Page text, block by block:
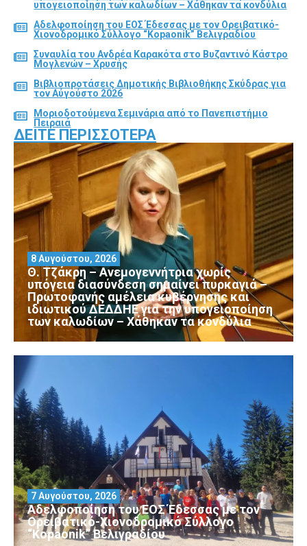
υπογειοποίηση των καλωδίων – Χάθηκαν τα κονδύλια
Αδελφοποίηση του ΕΟΣ Έδεσσας με τον Ορειβατικό-
Χιονοδρομικό Σύλλογο “Kopaonik” Βελιγραδίου
Συναυλία του Ανδρέα Καρακότα στο Βυζαντινό Κάστρο
Μογλενών – Χρυσής
Βιβλιοπροτάσεις Δημοτικής Βιβλιοθήκης Σκύδρας για
τον Αύγούστο 2026
Μοριοδοτούμενα Σεμινάρια από το Πανεπιστήμιο
Πειραιά
ΔΕΊΤΕ ΠΕΡΙΣΣΌΤΕΡΑ
Θ. Τζάκρη – Ανεμογεννήτρια χωρίς
υπόγεια διασύνδεση σημαίνει πυρκαγιά –
Πρωτοφανής αμέλεια κυβέρνησης και
ιδιωτικού ΔΕΔΔΗΕ για την υπογειοποίηση
των καλωδίων – Χάθηκαν τα κονδύλια
8 Αυγούστου, 2026
Αδελφοποίηση του ΕΟΣ Έδεσσας με τον
Ορειβατικό-Χιονοδρομικό Σύλλογο
“Kopaonik” Βελιγραδίου
7 Αυγούστου, 2026